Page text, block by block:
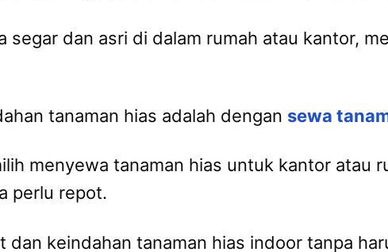
segar dan asri di dalam rumah atau kantor,
tanaman hias adalah dengan sewa
menyewa tanaman hias untuk kantor atau
perlu repot.
keindahan tanaman hias indoor tanpa